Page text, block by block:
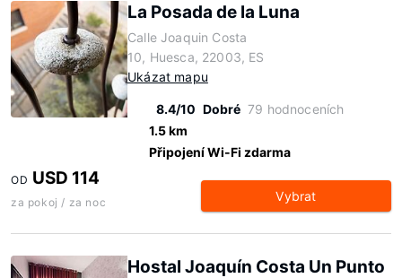
La Posada de la Luna
Calle Joaquin Costa
10, Huesca, 22003, ES
Ukázat mapu
8.4/10 Dobré 79 hodnoceních
1.5 km
Připojení Wi-Fi zdarma
OD USD 114
za pokoj / za noc Vybrat
Hostal Joaquín Costa Un Punto